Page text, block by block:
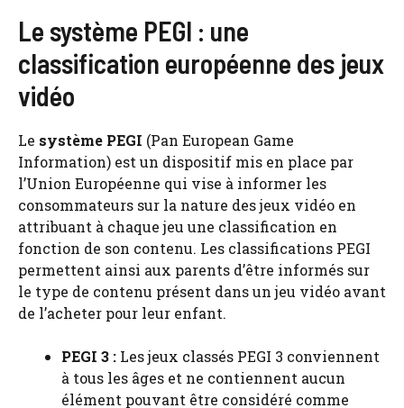
Le système PEGI : une
classification européenne des jeux
vidéo
Le système PEGI (Pan European Game
Information) est un dispositif mis en place par
l’Union Européenne qui vise à informer les
consommateurs sur la nature des jeux vidéo en
attribuant à chaque jeu une classification en
fonction de son contenu. Les classifications PEGI
permettent ainsi aux parents d’être informés sur
le type de contenu présent dans un jeu vidéo avant
de l’acheter pour leur enfant.
PEGI 3 : Les jeux classés PEGI 3 conviennent
à tous les âges et ne contiennent aucun
élément pouvant être considéré comme